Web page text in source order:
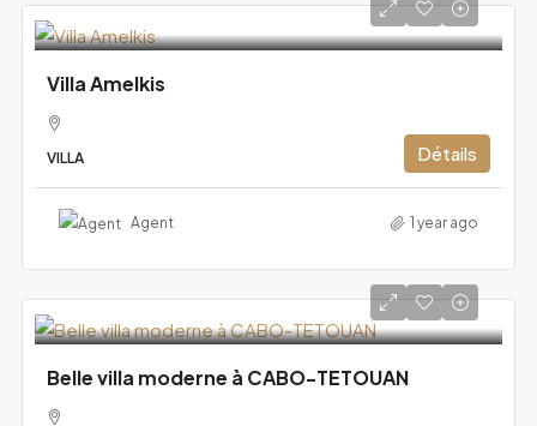
Villa Amelkis
VILLA Détails
Agent 1 year ago
Belle villa moderne à CABO-TETOUAN